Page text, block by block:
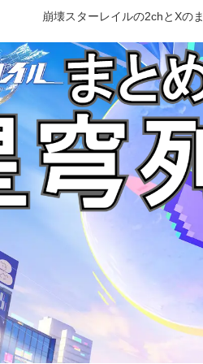
崩壊スターレイルの2chとXの